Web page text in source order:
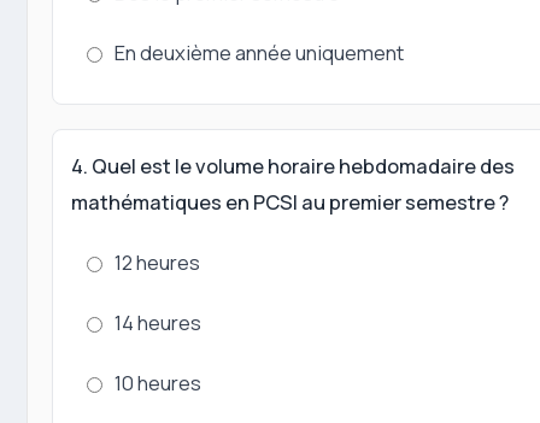
En deuxième année uniquement
4. Quel est le volume horaire hebdomadaire des
mathématiques en PCSI au premier semestre ?
12 heures
14 heures
10 heures